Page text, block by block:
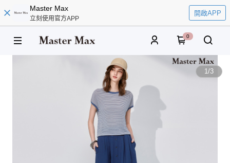
Master Max
立刻使用官方APP
開啟APP
0
1/3